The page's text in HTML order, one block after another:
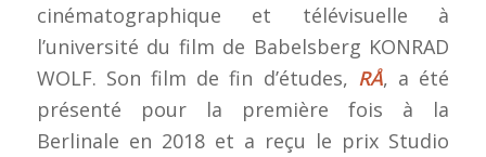
cinématographique et télévisuelle à
l’université du film de Babelsberg KONRAD
WOLF. Son film de fin d’études, RÅ, a été
présenté pour la première fois à la
Berlinale en 2018 et a reçu le prix Studio